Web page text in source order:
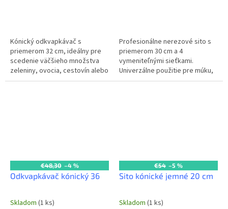
Kónický odkvapkávač s
priemerom 32 cm, ideálny pre
scedenie väčšieho množstva
zeleniny, ovocia, cestovín alebo
iných potravín v profesionálnych
Profesionálne nerezové sito s
priemerom 30 cm a 4
vymeniteľnými sieťkami.
Univerzálne použitie pre múku,
strúhanku a iné sypké suroviny v
€48,30 –4 %
Odkvapkávač kónický 36
Skladom (1 ks)
€54 –5 %
Sito kónické jemné 20 cm
Skladom (1 ks)